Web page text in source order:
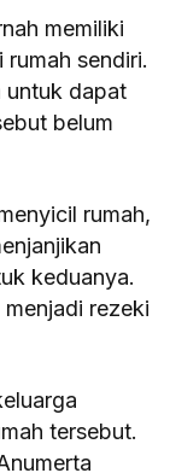
memiliki
sendiri.
untuk dapat
belum
rumah,
keduanya.
rezeki
tersebut.